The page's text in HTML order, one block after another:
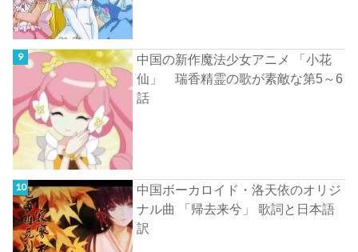
中国の新作魔法少女アニメ 「小花
仙」 瑞香精霊の歌が素敵な第5～6
話
中国ボーカロイド・洛天依のオリジ
ナル曲 「帰去来兮」 歌詞と日本語
訳